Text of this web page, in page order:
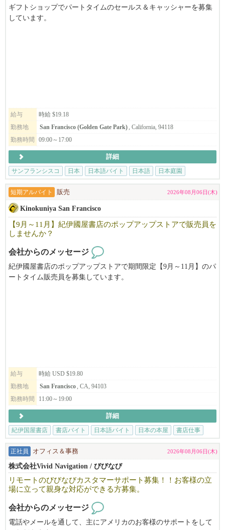
ギフトショップでパートタイムのセールス＆キャッシャーを募集
しています。
＝＝＝＝
We are hiring part time sales and cashier at The Japanese Tea Garden's gi
ft shop.
The Japanese Tea Garden provides visitors from around the world with a
n opportunity to experience the natural beauty, tranquility and harmony
of a Japanese-style garden in the heart of San Francisco’s Golden Gate P
ark.
Originally created as a “Japanese Village”
Feel free to call 415-516-1423 (Tak Matsuba)
給与
時給 $19.18
勤務地
San Francisco (Golden Gate Park), California, 94118
勤務時間
09:00～17:00
詳細
サンフランシスコ
日本 日本語バイト 日本語 日本庭園
短期アルバイト 販売 2026年08月06日(木)
Kinokuniya San Francisco
【9月～11月】紀伊國屋書店のポップアップストアで販売員を
しませんか？
会社からのメッセージ
紀伊國屋書店のポップアップストアで期間限定【9月～11月】のパ
ートタイム販売員を募集しています。
給与
時給 USD $19.80
勤務地
San Francisco, CA, 94103
勤務時間
11:00～19:00
詳細
紀伊国屋書店
書店バイト 日本語バイト 日本の本屋 書店仕事
正社員 オフィス＆事務 2026年08月06日(木)
株式会社Vivid Navigation / びびなび
リモートのびびなびカスタマーサポート募集！！お客様の立
場に立って親身な対応ができる方募集。
会社からのメッセージ
電話やメールを通して、主にアメリカのお客様のサポートをして